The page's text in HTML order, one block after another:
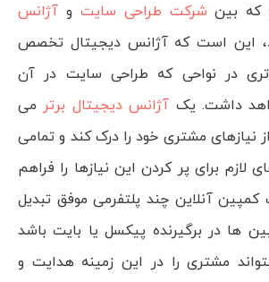
که بین شرکت طراحی سایت و آژانس
این است که آژانس دیجیتال تخصص
در نواحی که طراحی سایت در آن
داشت. یک آژانس دیجیتال برتر می
نیازهای مشتری خود را درک کند و تمامی
لازم برای پر کردن این نیازها را فراهم
کمپین آنلاین چند پلتفرمی موفق تبدیل
ها در برگیرنده پیکسل یا بایت باشد
مشتری را در این زمینه هدایت و